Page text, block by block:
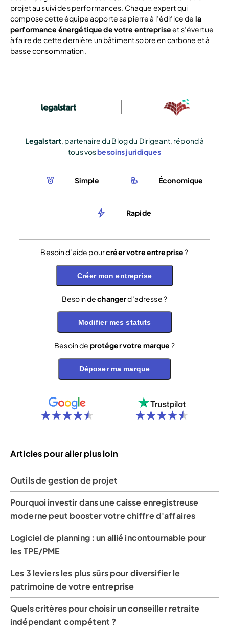
projet au suivi des performances. Chaque expert qui
compose cette équipe apporte sa pierre à l’édifice de la
performance énergétique de votre entrepriseet s’évertue
à faire de cette dernière un bâtiment sobre en carbone et à
basse consommation.
Legalstart, partenaire du Blog du Dirigeant, répond à
tous vosbesoins juridiques
Simple Économique
Rapide
Besoin d’aide pourcréer votre entreprise?
Créer mon entreprise
Besoin dechangerd’adresse ?
Modifier mes statuts
Besoin de protéger votre marque ?
Déposer ma marque
Articles pour aller plus loin
Outils de gestion de projet
Pourquoi investir dans une caisse enregistreuse
moderne peut booster votre chiffre d'affaires
Logiciel de planning : un allié incontournable pour
les TPE/PME
Les 3 leviers les plus sûrs pour diversifier le
patrimoine de votre entreprise
Quels critères pour choisir un conseiller retraite
indépendant compétent ?